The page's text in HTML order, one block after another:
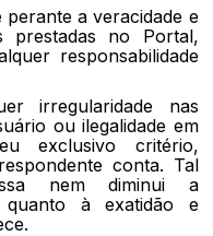
a veracidade e
prestadas no Portal,
responsabilidade
irregularidade nas
ou ilegalidade em
exclusivo critério,
conta. Tal
nem diminui a
quanto à exatidão e